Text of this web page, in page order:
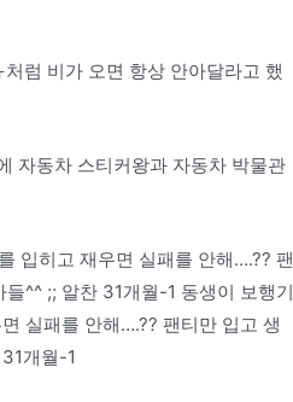
럼 비가 오면 항상 안아달라고 했
자동차 스티커왕과 자동차 박물관
입히고 재우면 실패를 안해….?? 팬
^^ ;; 알찬 31개월-1 동생이 보행기
실패를 안해….?? 팬티만 입고 생
개월-1